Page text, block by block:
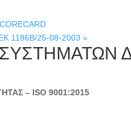
25-08-2003 »
– ISO 9001:2015